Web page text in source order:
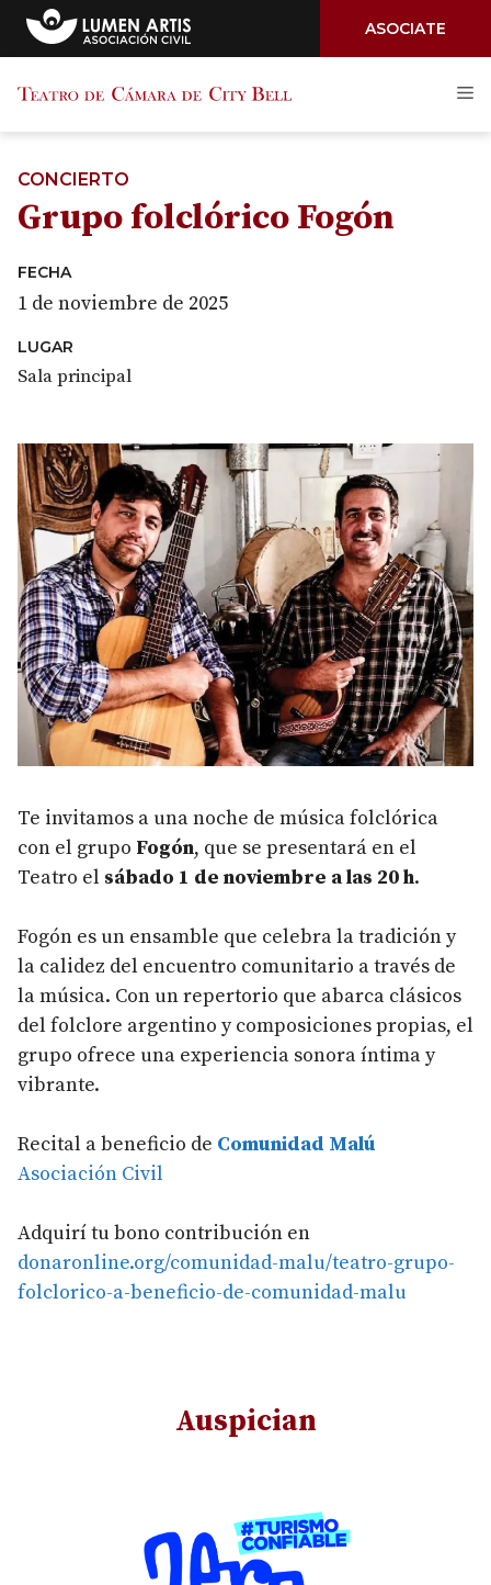
ASOCIATE
contenido
CONCIERTO
Grupo folclórico Fogón
Te invitamos a una noche de música folclórica
con el grupo Fogón, que se presentará en el
Teatro el sábado 1 de noviembre a las 20 h.
Fogón es un ensamble que celebra la tradición y
la calidez del encuentro comunitario a través de
la música. Con un repertorio que abarca clásicos
del folclore argentino y composiciones propias, el
grupo ofrece una experiencia sonora íntima y
vibrante.
Recital a beneficio de Comunidad Malú
Asociación Civil
Adquirí tu bono contribución en
donaronline.org/comunidad-malu/teatro-grupo-
folclorico-a-beneficio-de-comunidad-malu
Auspician
FECHA
1 de noviembre de 2025
LUGAR
Sala principal